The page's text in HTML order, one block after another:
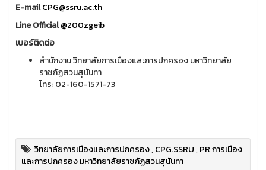
E-mailCPG@ssru.ac.th
Line Official@200zgeib
เบอร์ติดต่อ
สำนักงาน วิทยาลัยการเมืองและการปกครอง มหาวิทยาลัย
ราชภัฏสวนสุนันทา
โทร: 02-160-1571-73
วิทยาลัยการเมืองและการปกครอง,CPG.SSRU,PR การเมือง
และการปกครอง มหาวิทยาลัยราชภัฏสวนสุนันทา